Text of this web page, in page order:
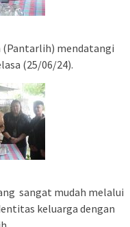
mendatangi
(25/06/24).
sangat mudah melalui
keluarga dengan